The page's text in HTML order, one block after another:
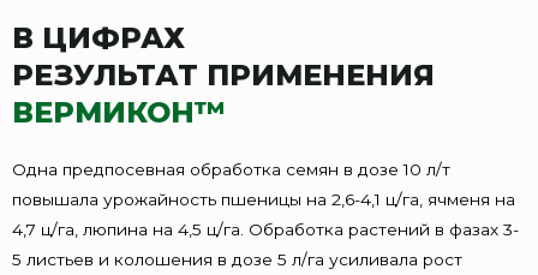
В ЦИФРАХ
РЕЗУЛЬТАТ ПРИМЕНЕНИЯ
ВЕРМИКОН™
Одна предпосевная обработка семян в дозе 10 л/т
повышала урожайность пшеницы на 2,6-4,1 ц/га, ячменя на
4,7 ц/га, люпина на 4,5 ц/га. Обработка растений в фазах 3-
5 листьев и колошения в дозе 5 л/га усиливала рост